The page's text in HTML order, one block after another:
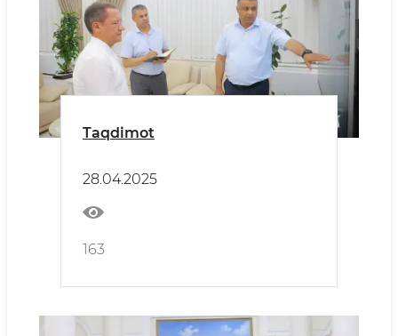
Taqdimot
28.04.2025
163